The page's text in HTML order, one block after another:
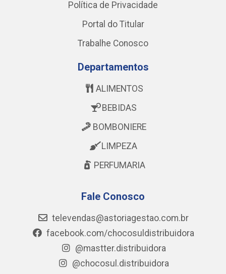
Política de Privacidade
Portal do Titular
Trabalhe Conosco
Departamentos
ALIMENTOS
BEBIDAS
BOMBONIERE
LIMPEZA
PERFUMARIA
Fale Conosco
televendas@astoriagestao.com.br
facebook.com/chocosuldistribuidora
@mastter.distribuidora
@chocosul.distribuidora